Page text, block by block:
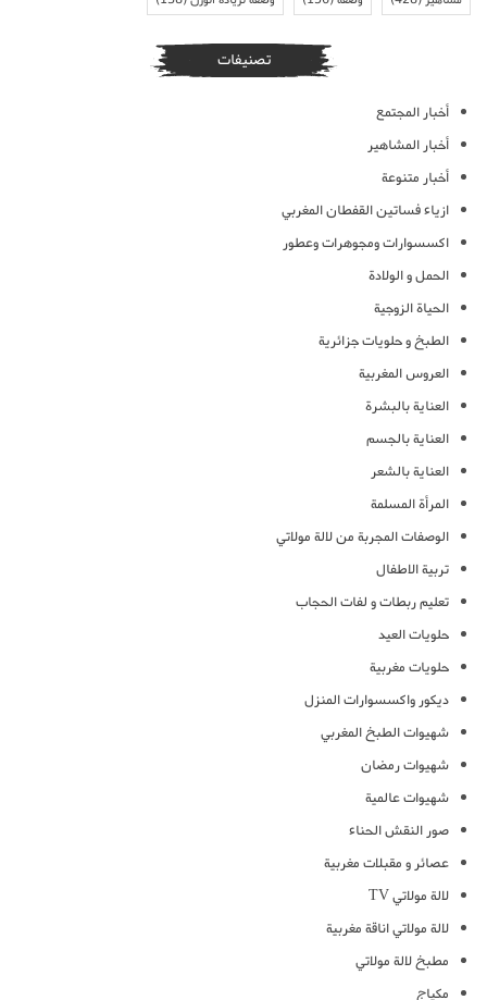
تصنيفات
أخبار المجتمع
أخبار المشاهير
أخبار متنوعة
ازياء فساتين القفطان المغربي
اكسسوارات ومجوهرات وعطور
الحمل و الولادة
الحياة الزوجية
الطبخ و حلويات جزائرية
العروس المغربية
العناية بالبشرة
العناية بالجسم
العناية بالشعر
المرأة المسلمة
الوصفات المجربة من لالة مولاتي
تربية الاطفال
تعليم ربطات و لفات الحجاب
حلويات العيد
حلويات مغربية
ديكور واكسسوارات المنزل
شهيوات الطبخ المغربي
شهيوات رمضان
شهيوات عالمية
صور النقش الحناء
عصائر و مقبلات مغربية
لالة مولاتي TV
لالة مولاتي اناقة مغربية
مطبخ لالة مولاتي
مكياج